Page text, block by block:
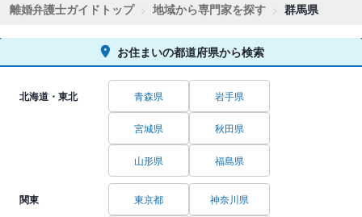
離婚弁護士ガイドトップ 地域から専門家を探す 群馬県
お住まいの都道府県から検索
北海道・東北 青森県 岩手県
宮城県 秋田県
山形県 福島県
関東 東京都 神奈川県